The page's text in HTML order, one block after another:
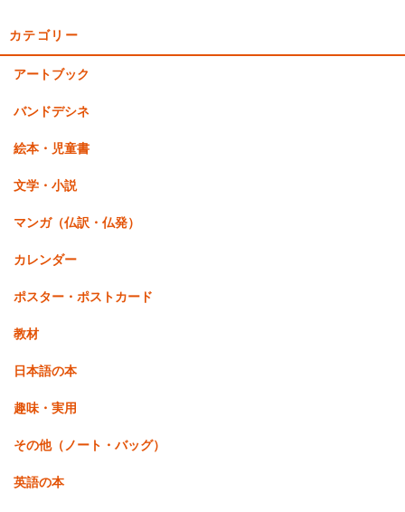
カテゴリー
アートブック
バンドデシネ
絵本・児童書
文学・小説
マンガ（仏訳・仏発）
カレンダー
ポスター・ポストカード
教材
日本語の本
趣味・実用
その他（ノート・バッグ）
英語の本